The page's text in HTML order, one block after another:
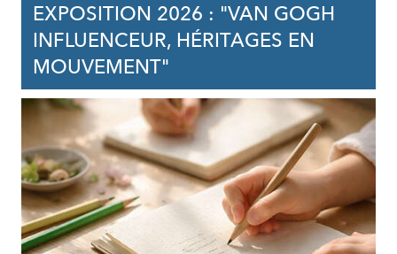
EXPOSITION 2026 : "VAN GOGH
INFLUENCEUR, HÉRITAGES EN
MOUVEMENT"